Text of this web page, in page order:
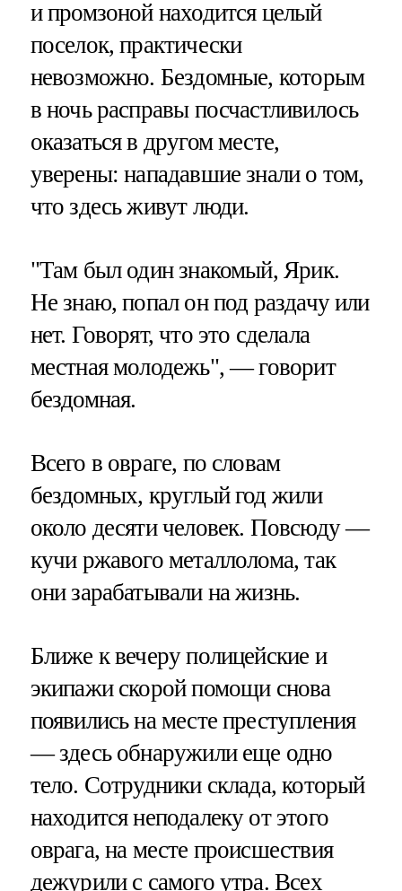
и промзоной находится целый
поселок, практически
невозможно. Бездомные, которым
в ночь расправы посчастливилось
оказаться в другом месте,
уверены: нападавшие знали о том,
что здесь живут люди.
"Там был один знакомый, Ярик.
Не знаю, попал он под раздачу или
нет. Говорят, что это сделала
местная молодежь", — говорит
бездомная.
Всего в овраге, по словам
бездомных, круглый год жили
около десяти человек. Повсюду —
кучи ржавого металлолома, так
они зарабатывали на жизнь.
Ближе к вечеру полицейские и
экипажи скорой помощи снова
появились на месте преступления
— здесь обнаружили еще одно
тело. Сотрудники склада, который
находится неподалеку от этого
оврага, на месте происшествия
дежурили с самого утра. Всех